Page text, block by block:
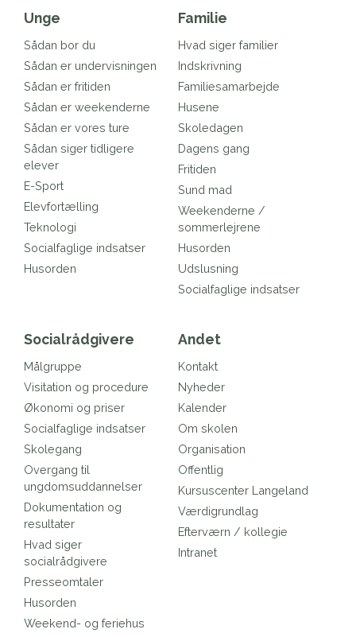
Unge
Sådan bor du
Sådan er undervisningen
Sådan er fritiden
Sådan er weekenderne
Sådan er vores ture
Sådan siger tidligere
elever
E-Sport
Elevfortælling
Teknologi
Socialfaglige indsatser
Husorden
Familie
Hvad siger familier
Indskrivning
Familiesamarbejde
Husene
Skoledagen
Dagens gang
Fritiden
Sund mad
Weekenderne /
sommerlejrene
Husorden
Udslusning
Socialfaglige indsatser
Socialrådgivere
Målgruppe
Visitation og procedure
Økonomi og priser
Socialfaglige indsatser
Skolegang
Overgang til
ungdomsuddannelser
Dokumentation og
resultater
Hvad siger
socialrådgivere
Presseomtaler
Husorden
Weekend- og feriehus
Andet
Kontakt
Nyheder
Kalender
Om skolen
Organisation
Offentlig
Kursuscenter Langeland
Værdigrundlag
Efterværn / kollegie
Intranet